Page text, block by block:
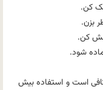
کن.
بزن.
کن.
شود.
است و استفاده بیش